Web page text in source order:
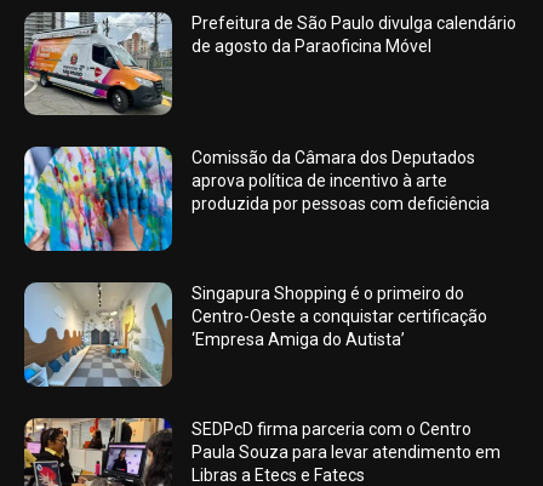
Prefeitura de São Paulo divulga calendário
de agosto da Paraoficina Móvel
Comissão da Câmara dos Deputados
aprova política de incentivo à arte
produzida por pessoas com deficiência
Singapura Shopping é o primeiro do
Centro-Oeste a conquistar certificação
‘Empresa Amiga do Autista’
SEDPcD firma parceria com o Centro
Paula Souza para levar atendimento em
Libras a Etecs e Fatecs